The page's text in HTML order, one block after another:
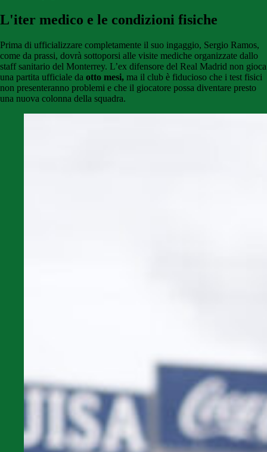
L'iter medico e le condizioni fisiche
Prima di ufficializzare completamente il suo ingaggio, Sergio Ramos,
come da prassi, dovrà sottoporsi alle visite mediche organizzate dallo
staff sanitario del Monterrey. L’ex difensore del Real Madrid non gioca
una partita ufficiale da otto mesi, ma il club è fiducioso che i test fisici
non presenteranno problemi e che il giocatore possa diventare presto
una nuova colonna della squadra.